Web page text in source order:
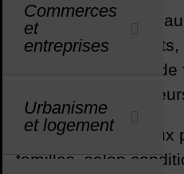
Commerces
et
entreprises
Urbanisme
et logement
Les logements
logements
améliorés avec
gérés par des
Ils sont attribués
familles, selon